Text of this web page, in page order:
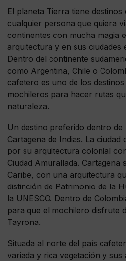
El planeta Tierra tiene
cualquier persona que quiera
continentes con mucha magia
arquitectura y en sus ciudades
Dentro del continente
como Argentina, Chile o
cafetero es uno de los
mochileros para hacer rutas
naturaleza.
Un destino preferido dentro de
Cartagena de Indias. La ciudad
por su arquitectura colonial
Ciudad Amurallada. Cartagena
Caribe, con una arquitectura
distinción de Patrimonio de la
la UNESCO. Dentro de
para que el mochilero disfrute
Tayrona.
Situada al norte del país
variada y rica vegetación y sus